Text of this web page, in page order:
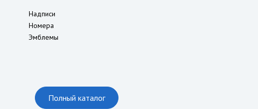
Надписи
Номера
Эмблемы
Полный каталог